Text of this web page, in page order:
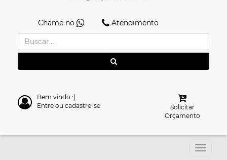
Chame no Atendimento
Bem vindo :)
Entre ou cadastre-se
Solicitar
Orçamento